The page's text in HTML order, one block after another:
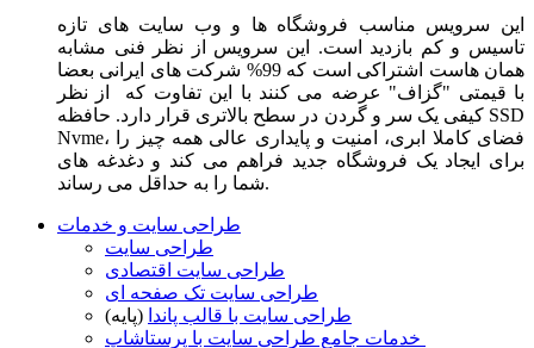
این سرویس مناسب فروشگاه ها و وب سایت های تازه
تاسیس و کم بازدید است. این سرویس از نظر فنی مشابه
همان هاست اشتراکی است که 99% شرکت های ایرانی بعضا
با قیمتی "گزاف" عرضه می کنند با این تفاوت که از نظر
کیفی یک سر و گردن در سطح بالاتری قرار دارد. حافظه SSD
Nvme، فضای کاملا ابری، امنیت و پایداری عالی همه چیز را
برای ایجاد یک فروشگاه جدید فراهم می کند و دغدغه های
شما را به حداقل می رساند.
طراحی سایت و خدمات
طراحی سایت
طراحی سایت اقتصادی
طراحی سایت تک صفحه ای
طراحی سایت با قالب پاندا (پایه)